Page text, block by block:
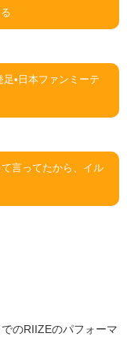
•日本ファンミーテ
言ってたから、イル
のRIIZEのパフォーマ